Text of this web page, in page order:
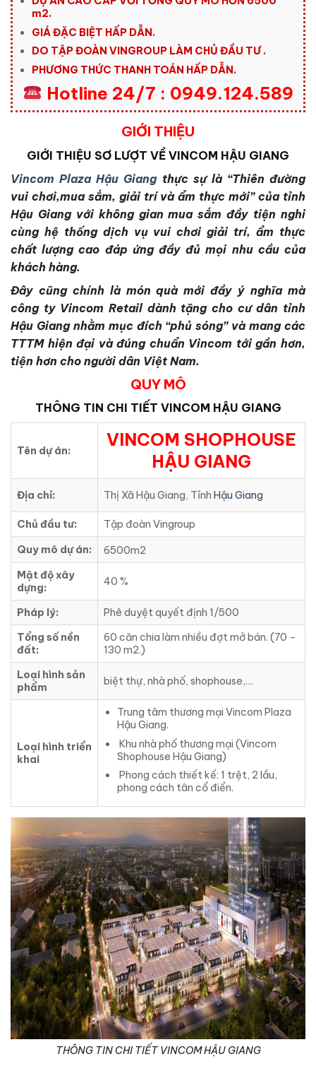
m2.
GIÁ ĐẶC BIỆT HẤP DẪN.
DO TẬP ĐOÀN VINGROUP LÀM CHỦ ĐẦU TƯ .
PHƯƠNG THỨC THANH TOÁN HẤP DẪN.
Hotline 24/7 : 0949.124.589
GIỚI THIỆU
GIỚI THIỆU SƠ LƯỢT VỀ VINCOM HẬU GIANG
Vincom Plaza Hậu Giangthực sự là “Thiên đường
vui chơi,mua sắm, giải trí và ẩm thực mới” của tỉnh
Hậu Giang với không gian mua sắm đầy tiện nghi
cùng hệ thống dịch vụ vui chơi giải trí, ẩm thực
chất lượng cao đáp ứng đầy đủ mọi nhu cầu của
khách hàng.
Đây cũng chính là món quà mới đầy ý nghĩa mà
công ty Vincom Retail dành tặng cho cư dân tỉnh
Hậu Giang nhằm mục đích “phủ sóng” và mang các
TTTM hiện đại và đúng chuẩn Vincom tới gần hơn,
tiện hơn cho người dân Việt Nam.
QUY MÔ
THÔNG TIN CHI TIẾT VINCOM HẬU GIANG
Tên dự án:
VINCOM SHOPHOUSE
HẬU GIANG
Địa chỉ: Thị Xã Hậu Giang, Tỉnh Hậu Giang
Chủ đầu tư:
Tập đoàn Vingroup
Quy mô dự án:
6500m2
Mật độ xây
dựng:
40 %
Pháp lý:
Phê duyệt quyết định 1/500
Tổng số nền
đất:
60 căn chia làm nhiều đợt mở bán. (70 –
130 m2.)
Loại hình sản
phẩm
biệt thự, nhà phố, shophouse,…
Loại hình triển
khai
Trung tâm thương mại Vincom Plaza
Hậu Giang.
Khu nhà phố thương mại (Vincom
Shophouse Hậu Giang)
Phong cách thiết kế: 1 trệt, 2 lầu,
phong cách tân cổ điển.
THÔNG TIN CHI TIẾT VINCOM HẬU GIANG